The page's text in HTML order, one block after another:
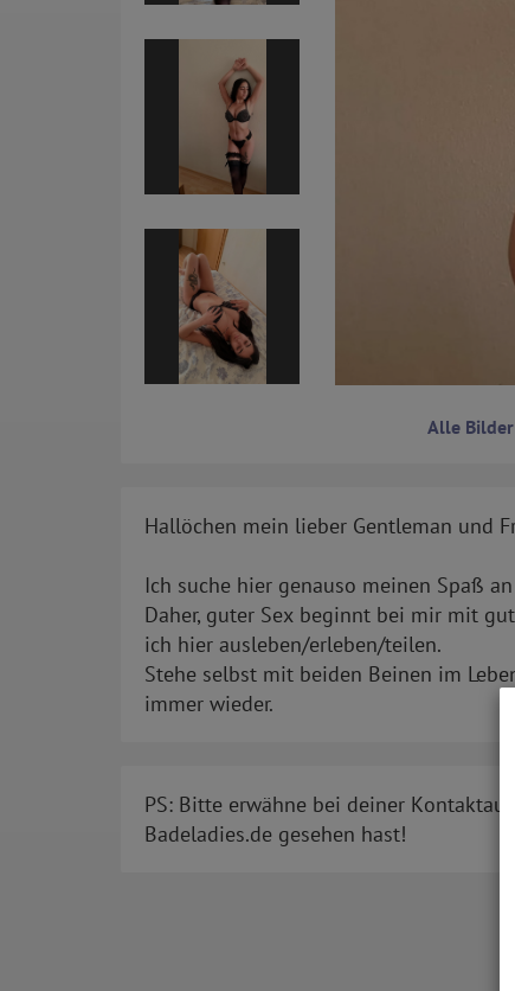
Alle
Hallöchen mein lieber Gentleman und
Ich suche hier genauso meinen Spaß
Daher, guter Sex beginnt bei mir mit
ich hier ausleben/erleben/teilen.
Stehe selbst mit beiden Beinen im
immer wieder.
PS: Bitte erwähne bei deiner
Badeladies.de gesehen hast!